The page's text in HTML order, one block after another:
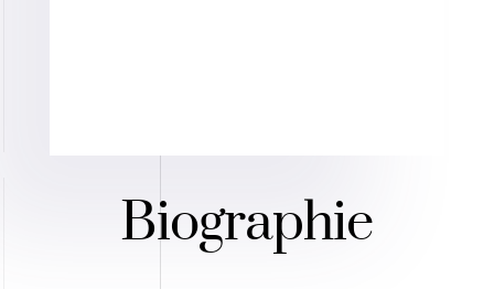
Biographie